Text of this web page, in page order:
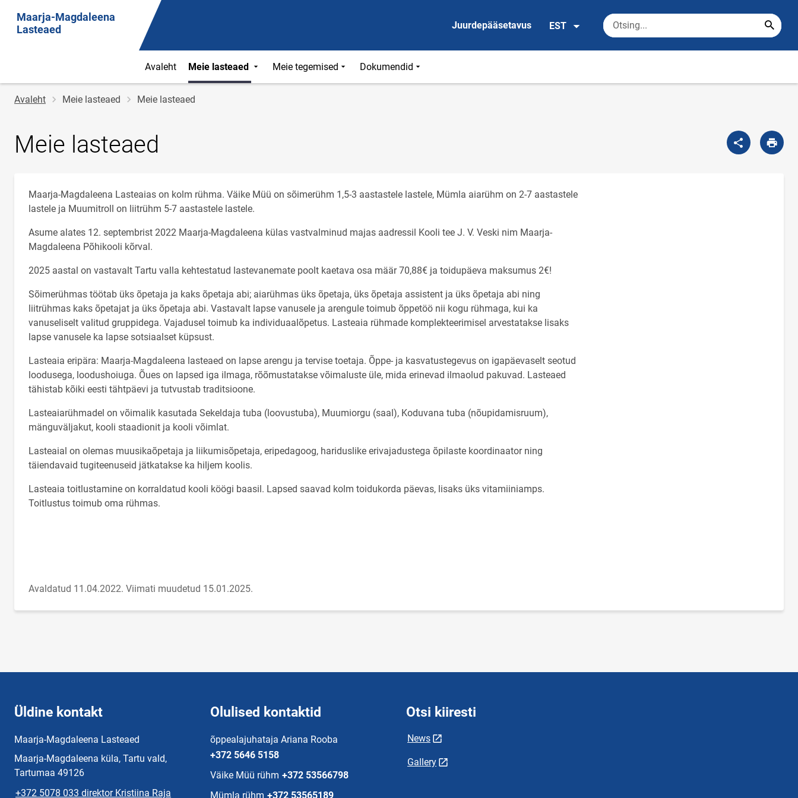
Maarja-Magdaleena
Lasteaed
Juurdepääsetavus EST
Avaleht Meie lasteaed Meie tegemised Dokumendid
Jälglink
Avaleht Meie lasteaed Meie lasteaed
Meie lasteaed
Maarja-Magdaleena Lasteaias on kolm rühma. Väike Müü on sõimerühm 1,5-3 aastastele lastele, Mümla aiarühm on 2-7 aastastele
lastele ja Muumitroll on liitrühm 5-7 aastastele lastele.
Asume alates 12. septembrist 2022 Maarja-Magdaleena külas vastvalminud majas aadressil Kooli tee J. V. Veski nim Maarja-
Magdaleena Põhikooli kõrval.
2025 aastal on vastavalt Tartu valla kehtestatud lastevanemate poolt kaetava osa määr 70,88€ ja toidupäeva maksumus 2€!
Sõimerühmas töötab üks õpetaja ja kaks õpetaja abi; aiarühmas üks õpetaja, üks õpetaja assistent ja üks õpetaja abi ning
liitrühmas kaks õpetajat ja üks õpetaja abi. Vastavalt lapse vanusele ja arengule toimub õppetöö nii kogu rühmaga, kui ka
vanuseliselt valitud gruppidega. Vajadusel toimub ka individuaalõpetus. Lasteaia rühmade komplekteerimisel arvestatakse lisaks
lapse vanusele ka lapse sotsiaalset küpsust.
Lasteaia eripära: Maarja-Magdaleena lasteaed on lapse arengu ja tervise toetaja. Õppe- ja kasvatustegevus on igapäevaselt seotud
loodusega, loodushoiuga. Õues on lapsed iga ilmaga, rõõmustatakse võimaluste üle, mida erinevad ilmaolud pakuvad. Lasteaed
tähistab kõiki eesti tähtpäevi ja tutvustab traditsioone.
Lasteaiarühmadel on võimalik kasutada Sekeldaja tuba (loovustuba), Muumiorgu (saal), Koduvana tuba (nõupidamisruum),
mänguväljakut, kooli staadionit ja kooli võimlat.
Lasteaial on olemas muusikaõpetaja ja liikumisõpetaja, eripedagoog, hariduslike erivajadustega õpilaste koordinaator ning
täiendavaid tugiteenuseid jätkatakse ka hiljem koolis.
Lasteaia toitlustamine on korraldatud kooli köögi baasil. Lapsed saavad kolm toidukorda päevas, lisaks üks vitamiiniamps.
Toitlustus toimub oma rühmas.
Avaldatud 11.04.2022. Viimati muudetud 15.01.2025.
Üldine kontakt
Maarja-Magdaleena Lasteaed
Maarja-Magdaleena küla, Tartu vald,
Tartumaa 49126
+372 5078 033 direktor Kristiina Raja
Olulised kontaktid
õppealajuhataja Ariana Rooba
+372 5646 5158
Väike Müü rühm +372 53566798
Mümla rühm +372 53565189
Otsi kiiresti
News
Gallery